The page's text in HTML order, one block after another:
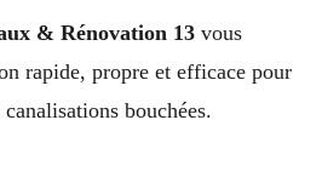
& Rénovation 13 vous
rapide, propre et efficace pour
bouchées.